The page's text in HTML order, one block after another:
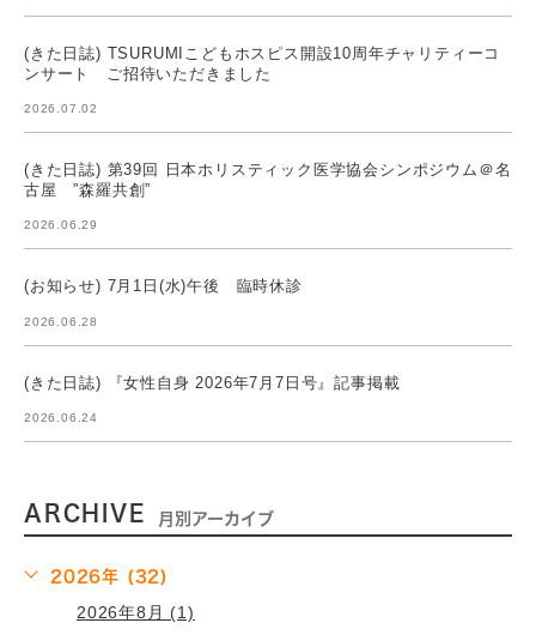
(きた日誌) TSURUMIこどもホスピス開設10周年チャリティーコ
ンサート ご招待いただきました
2026.07.02
(きた日誌) 第39回 日本ホリスティック医学協会シンポジウム＠名
古屋 ”森羅共創”
2026.06.29
(お知らせ) 7月1日(水)午後 臨時休診
2026.06.28
(きた日誌) 『女性自身 2026年7月7日号』記事掲載
2026.06.24
ARCHIVE 月別アーカイブ
2026年 (32)
2026年8月 (1)